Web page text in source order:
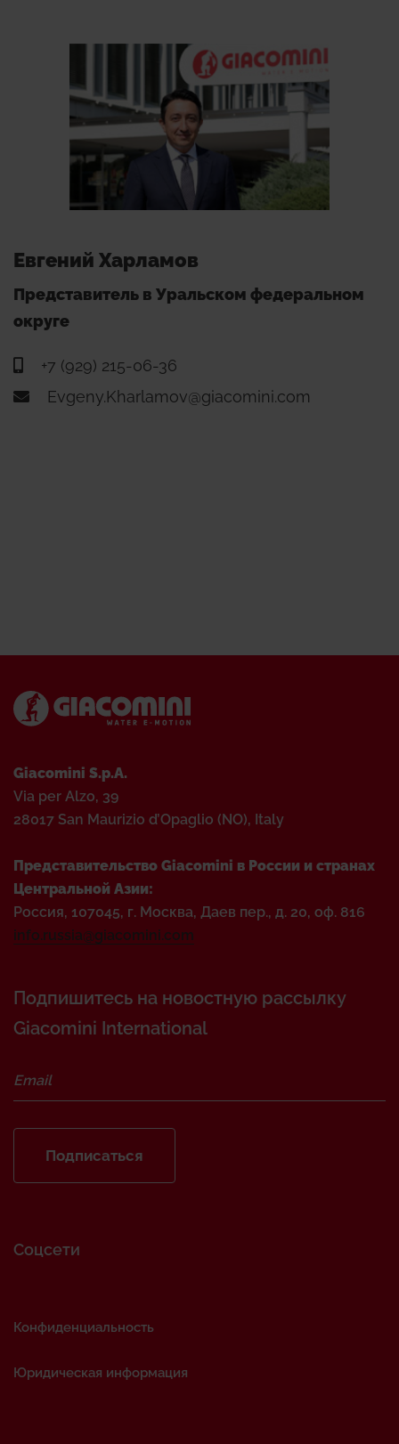
Евгений Харламов
Представитель в Уральском федеральном
округе
+7 (929) 215-06-36
Evgeny.Kharlamov@giacomini.com
Giacomini S.p.A.
Via per Alzo, 39
28017 San Maurizio d’Opaglio (NO), Italy
Представительство Giacomini в России и странах
Центральной Азии:
Россия, 107045, г. Москва, Даев пер., д. 20, оф. 816
info.russia@giacomini.com
Подпишитесь на новостную рассылку
Giacomini International
Подписаться
Соцсети
Конфиденциальность
Юридическая информация